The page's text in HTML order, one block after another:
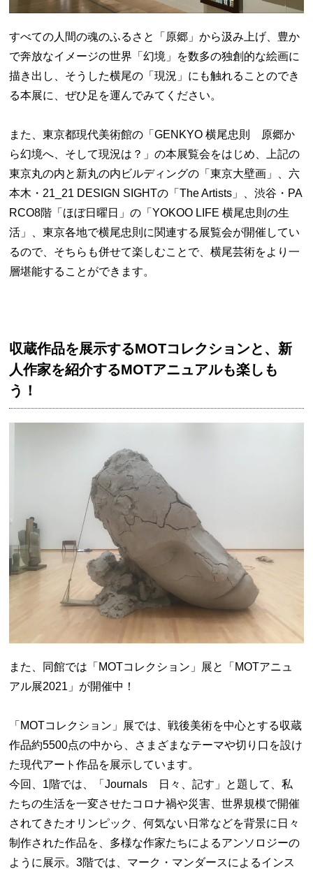
すべての人間の魂のふるさと「原郷」から汲み上げ、豊か
で奔放なイメージの世界「幻境」を数多の独創的な絵画に
描き出し、そうした横尾の「現況」にも触れることのでき
る本展に、ぜひ足を運んでみてください。
また、東京都現代美術館の「GENKYO 横尾忠則 原郷か
ら幻境へ、そして現況は？」の本展覧会をはじめ、上記の
東京丸の内と新丸の内ビルディングの「東京大壁画」、六
本木・21_21 DESIGN SIGHTの「The Artists」、渋谷・PA
RCO8階「ほぼ日曜日」の「YOKOO LIFE 横尾忠則の生
活」、東京各地で横尾忠則に関連する展覧会が開催してい
るので、そちらも併せて楽しむことで、横尾芸術をより一
層堪能することができます。
収蔵作品を展示するMOTコレクションと、新
人作家を紹介するMOTアニュアルも楽しも
う！
また、同館では「MOTコレクション」展と「MOTアニュ
アル展2021」が開催中！
「MOTコレクション」展では、戦後美術を中心とする収蔵
作品約5500点の中から、さまざまなテーマや切り口を設け
た現代アート作品を展示しています。
今回、1階では、「Journals 日々、記す」と題して、私
たちの生活を一変させたコロナ禍や災害、世界規模で開催
されてきたオリンピック、何気ない日常などを背景に日々
制作された作品を、多様な作家たちによるアンソロジーの
ように展示。3階では、マーク・マンダースによるインス